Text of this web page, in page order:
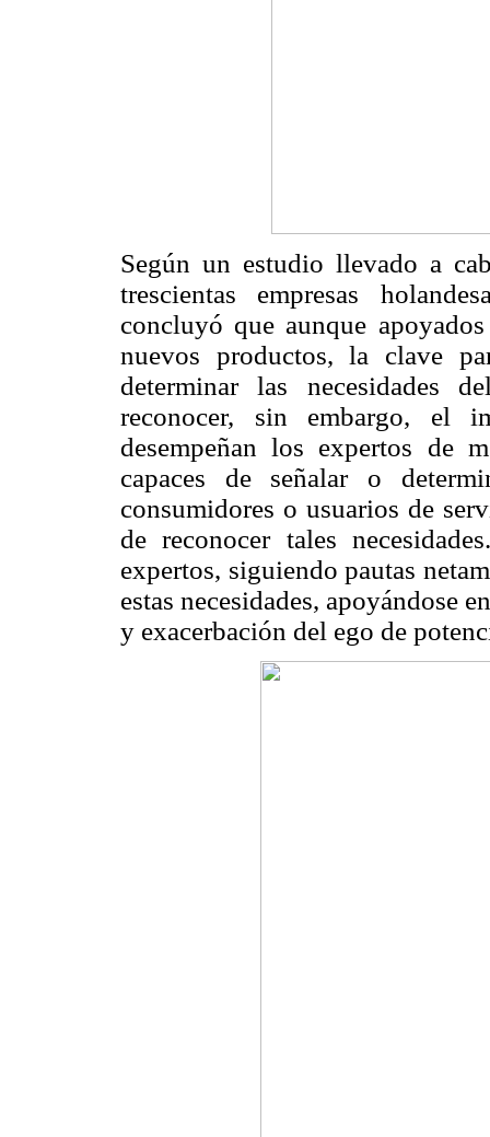
Según un estudio llevado a
trescientas empresas
concluyó que aunque
nuevos productos, la clave
determinar las necesidades
reconocer, sin embargo, el
desempeñan los expertos de
capaces de señalar o
consumidores o usuarios de
de reconocer tales
expertos, siguiendo pautas
estas necesidades, apoyándose
y exacerbación del ego de